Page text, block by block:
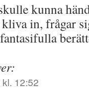
kunna
in, frågar
12:52